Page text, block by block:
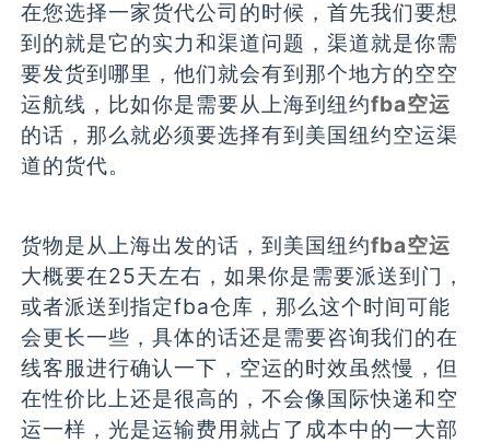
在您选择一家货代公司的时候，首先我们要想
到的就是它的实力和渠道问题，渠道就是你需
要发货到哪里，他们就会有到那个地方的空空
运航线，比如你是需要从上海到纽约fba空运
的话，那么就必须要选择有到美国纽约空运渠
道的货代。
货物是从上海出发的话，到美国纽约fba空运
大概要在25天左右，如果你是需要派送到门，
或者派送到指定fba仓库，那么这个时间可能
会更长一些，具体的话还是需要咨询我们的在
线客服进行确认一下，空运的时效虽然慢，但
在性价比上还是很高的，不会像国际快递和空
运一样，光是运输费用就占了成本中的一大部